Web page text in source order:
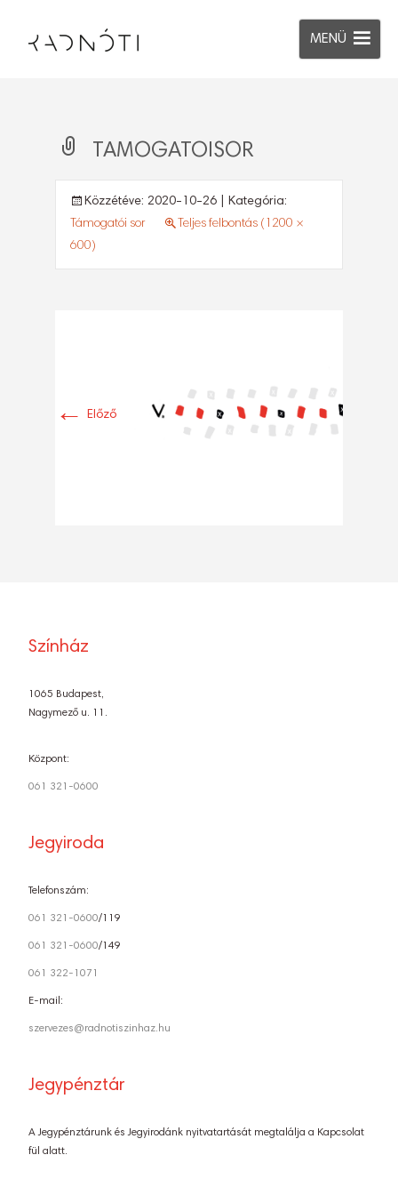
MENÜ
TAMOGATOISOR
Közzétéve: 2020-10-26 | Kategória:
Támogatói sor
Teljes felbontás (1200 ×
600)
← Előző
Színház
1065 Budapest,
Nagymező u. 11.
Központ:
061 321-0600
Jegyiroda
Telefonszám:
061 321-0600/119
061 321-0600/149
061 322-1071
E-mail:
szervezes@radnotiszinhaz.hu
Jegypénztár
A Jegypénztárunk és Jegyirodánk nyitvatartását megtalálja a Kapcsolat
fül alatt.